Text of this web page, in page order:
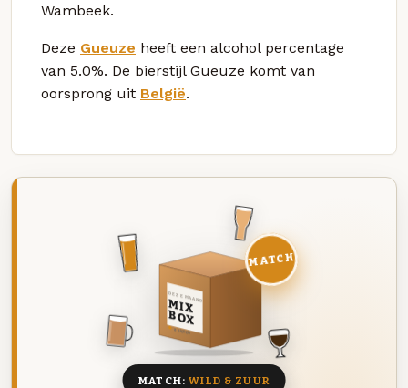
Wambeek.
Deze Gueuze heeft een alcohol percentage
van 5.0%. De bierstijl Gueuze komt van
oorsprong uit België.
DEZE MAAND
MIX
BOX
8 BIEREN
MATCH
MATCH:WILD & ZUUR